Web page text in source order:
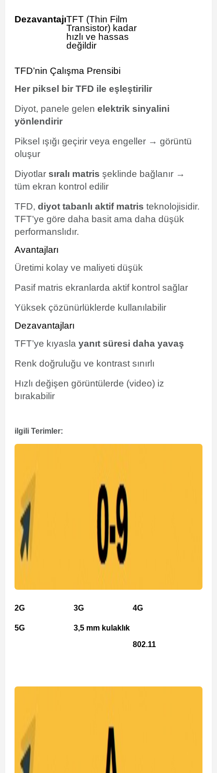
DezavantajıTFT (Thin Film
Transistor) kadar
hızlı ve hassas
değildir
TFD’nin Çalışma Prensibi
Her piksel bir TFD ile eşleştirilir
Diyot, panele gelen elektrik sinyalini
yönlendirir
Piksel ışığı geçirir veya engeller → görüntü
oluşur
Diyotlar sıralı matris şeklinde bağlanır →
tüm ekran kontrol edilir
TFD, diyot tabanlı aktif matris teknolojisidir.
TFT’ye göre daha basit ama daha düşük
performanslıdır.
Avantajları
Üretimi kolay ve maliyeti düşük
Pasif matris ekranlarda aktif kontrol sağlar
Yüksek çözünürlüklerde kullanılabilir
Dezavantajları
TFT’ye kıyasla yanıt süresi daha yavaş
Renk doğruluğu ve kontrast sınırlı
Hızlı değişen görüntülerde (video) iz
bırakabilir
ilgili Terimler:
2G 3G 4G
5G
3,5 mm kulaklık
802.11